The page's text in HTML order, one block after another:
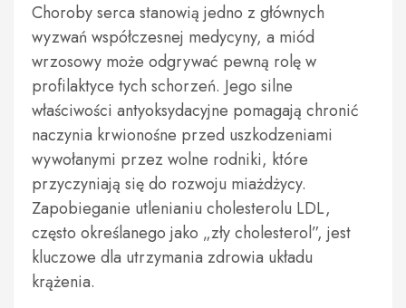
Choroby serca stanowią jedno z głównych
wyzwań współczesnej medycyny, a miód
wrzosowy może odgrywać pewną rolę w
profilaktyce tych schorzeń. Jego silne
właściwości antyoksydacyjne pomagają chronić
naczynia krwionośne przed uszkodzeniami
wywołanymi przez wolne rodniki, które
przyczyniają się do rozwoju miażdżycy.
Zapobieganie utlenianiu cholesterolu LDL,
często określanego jako „zły cholesterol”, jest
kluczowe dla utrzymania zdrowia układu
krążenia.